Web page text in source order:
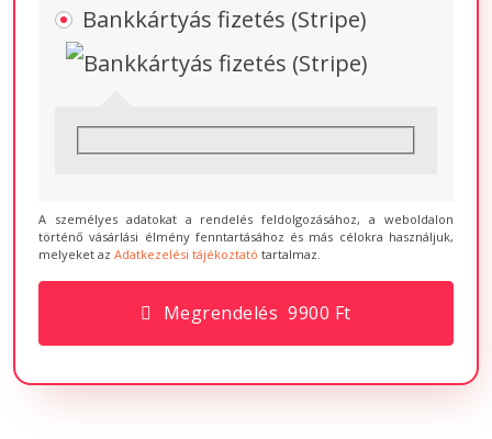
Bankkártyás fizetés (Stripe)
A személyes adatokat a rendelés feldolgozásához, a weboldalon
történő vásárlási élmény fenntartásához és más célokra használjuk,
melyeket az Adatkezelési tájékoztató tartalmaz.
Megrendelés 9900 Ft